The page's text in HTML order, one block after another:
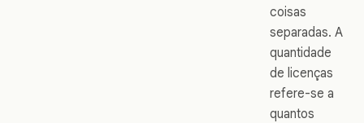
coisas
separadas. A
quantidade
de licenças
refere-se a
quantos